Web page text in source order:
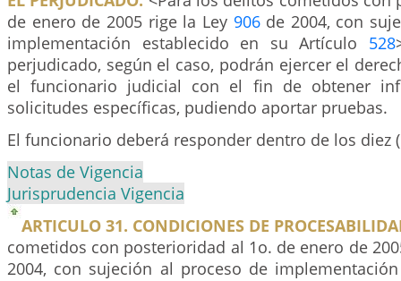
de enero de 2005 rige la Ley 906de 2004, con
implementación establecido en su Artículo 528
perjudicado, según el caso, podrán ejercer el
el funcionario judicial con el fin de obtener
solicitudes específicas, pudiendo aportar pruebas.
El funcionario deberá responder dentro de los diez
Notas de Vigencia
Jurisprudencia Vigencia
ARTICULO 31. CONDICIONES DE
cometidos con posterioridad al 1o. de enero de
2004, con sujeción al proceso de